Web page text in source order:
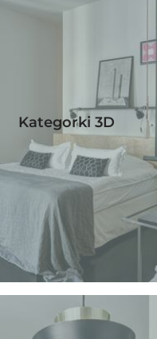
ESCENARIO
PRÁCTICA
BERLÍN
CORA APARTMENTS
Kategorki 3D